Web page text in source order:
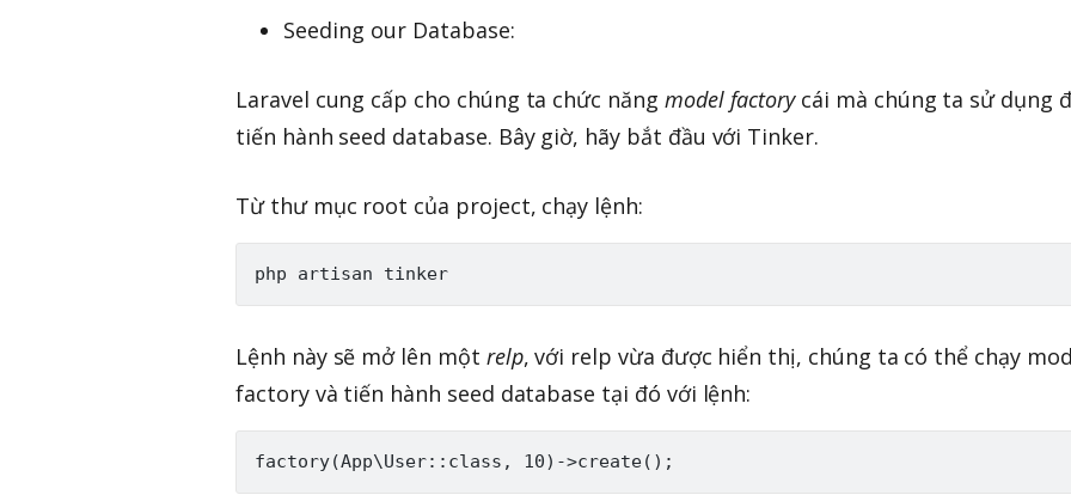
Seeding our Database:
Laravel cung cấp cho chúng ta chức năng model factorycái mà chúng ta sử dụng
tiến hành seed database. Bây giờ, hãy bắt đầu với Tinker.
Từ thư mục root của project, chạy lệnh:
Lệnh này sẽ mở lên một relp, với relp vừa được hiển thị, chúng ta có thể chạy
factory và tiến hành seed database tại đó với lệnh: